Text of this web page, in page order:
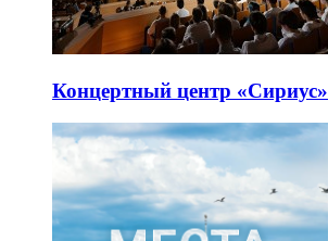
Концертный центр «Сириус»